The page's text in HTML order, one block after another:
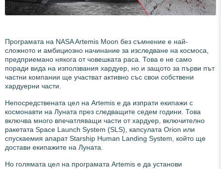
Програмата на NASA Artemis Moon без съмнение е най-
сложното и амбициозно начинание за изследване на космоса,
предприемано някога от човешката раса. Това е не само
поради вида на използвания хардуер, но и защото за първи път
частни компании ще участват активно със свои собствени
хардуерни части.
Непосредствената цел на Artemis е да изпрати екипажи с
космонавти на Луната през следващите седем години. Това
включва много впечатляващи части от хардуер, включително
ракетата Space Launch System (SLS), капсулата Orion или
спускаемия апарат Starship Human Landing System, който ще
достави екипажите на Луната.
Но голямата цел на програмата Artemis е да установи